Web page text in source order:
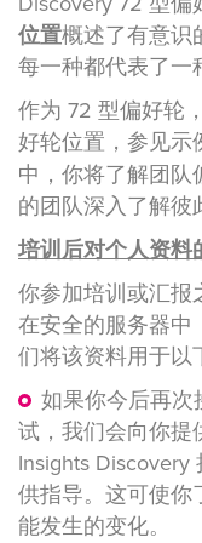
位置概述了有意识
每一种都代表了一
作为 72 型偏好轮，
好轮位置，参见示
中，你将了解团
的团队深入了解彼
培训后对个人资料
你参加培训或汇报
在安全的服务器中
们将该资料用于以
如果你今后再次
试，我们会向你提
Insights
供指导。这可使你
能发生的变化。